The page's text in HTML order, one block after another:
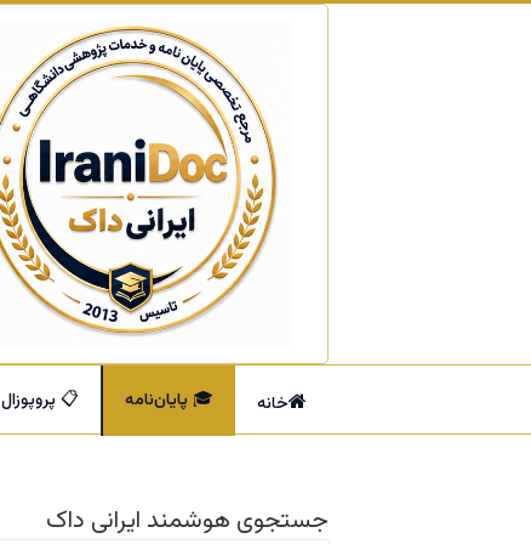
خانه 🎓 پایان‌نامه 📋 پروپوزال
جستجوی هوشمند ایرانی داک